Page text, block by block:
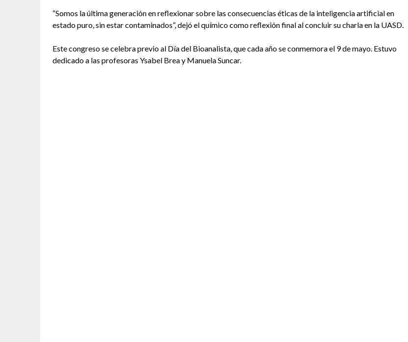
“Somos la última generación en reflexionar sobre las consecuencias éticas de la inteligencia artificial en
estado puro, sin estar contaminados”, dejó el químico como reflexión final al concluir su charla en la UASD.
Este congreso se celebra previo al Día del Bioanalista, que cada año se conmemora el 9 de mayo. Estuvo
dedicado a las profesoras Ysabel Brea y Manuela Suncar.